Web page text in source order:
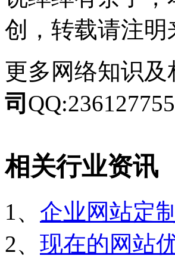
创，转载请注
更多网络知识
司
相关行业资讯
1、 企业网站定
2、 现在的网站